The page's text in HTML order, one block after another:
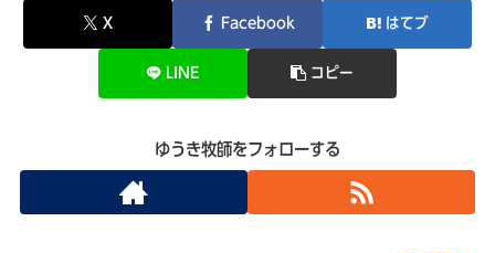
X Facebook はてブ
LINE コピー
ゆうき牧師をフォローする